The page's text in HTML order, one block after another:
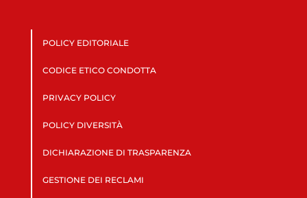
POLICY EDITORIALE
CODICE ETICO CONDOTTA
PRIVACY POLICY
POLICY DIVERSITÀ
DICHIARAZIONE DI TRASPARENZA
GESTIONE DEI RECLAMI